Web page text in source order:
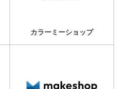
カラーミーショップ